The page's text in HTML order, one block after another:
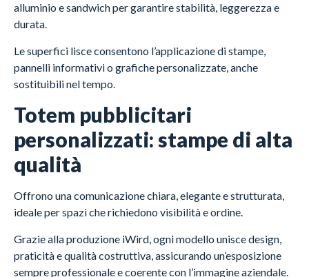
alluminio e sandwich per garantire stabilità, leggerezza e
durata.
Le superfici lisce consentono l’applicazione di stampe,
pannelli informativi o grafiche personalizzate, anche
sostituibili nel tempo.
Totem pubblicitari
personalizzati: stampe di alta
qualità
Offrono una comunicazione chiara, elegante e strutturata,
ideale per spazi che richiedono visibilità e ordine.
Grazie alla produzione iWird, ogni modello unisce design,
praticità e qualità costruttiva, assicurando un’esposizione
sempre professionale e coerente con l’immagine aziendale.